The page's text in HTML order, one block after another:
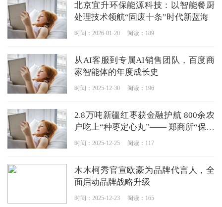
北京宜升环保能源科技：以智能餐厨
处理技术领航“固废十条”时代新蓝海
时间：2026-01-20 阅读：189
从AI客服到专属AI销售团队，百度商
家智能体的年度成长史
时间：2025-12-30 阅读：196
2.8万吨新疆红枣获金融护航 800余农
户吃上“种枣定心丸”—— 郑商所“保险
+期货”项目筑牢边疆农业风险屏障
时间：2025-12-25 阅读：117
木木柯秀官宣欧豪为品牌代言人，全
面启动品牌战略升级
时间：2025-12-23 阅读：165